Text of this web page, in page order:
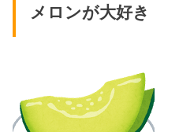
メロンが大好き